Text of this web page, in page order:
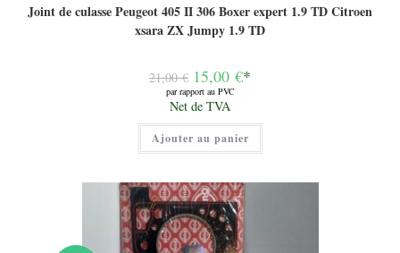
Joint de culasse Peugeot 405 II 306 Boxer expert 1.9 TD Citroen
xsara ZX Jumpy 1.9 TD
21,00€ Le
prix
initial
était :
21,00 €.
15,00 €*
par rapport au PVC
Le
prix
actuel
est :
15,00 €.
Net de TVA
Ajouter au panier